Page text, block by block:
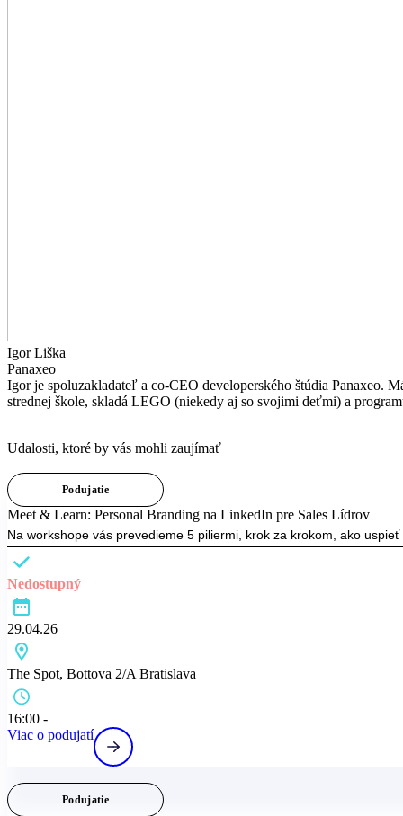
Igor Liška
Panaxeo
Igor je spoluzakladateľ a co-CEO developerského štúdia Panaxeo.
strednej škole, skladá LEGO (niekedy aj so svojimi deťmi) a
Udalosti, ktoré by vás mohli zaujímať
Podujatie
Meet & Learn: Personal Branding na LinkedIn pre Sales Lídrov
Na workshope vás prevedieme 5 piliermi, krok za krokom, ako
Nedostupný
29.04.26
The Spot, Bottova 2/A Bratislava
16:00 -
Viac o podujatí
Podujatie